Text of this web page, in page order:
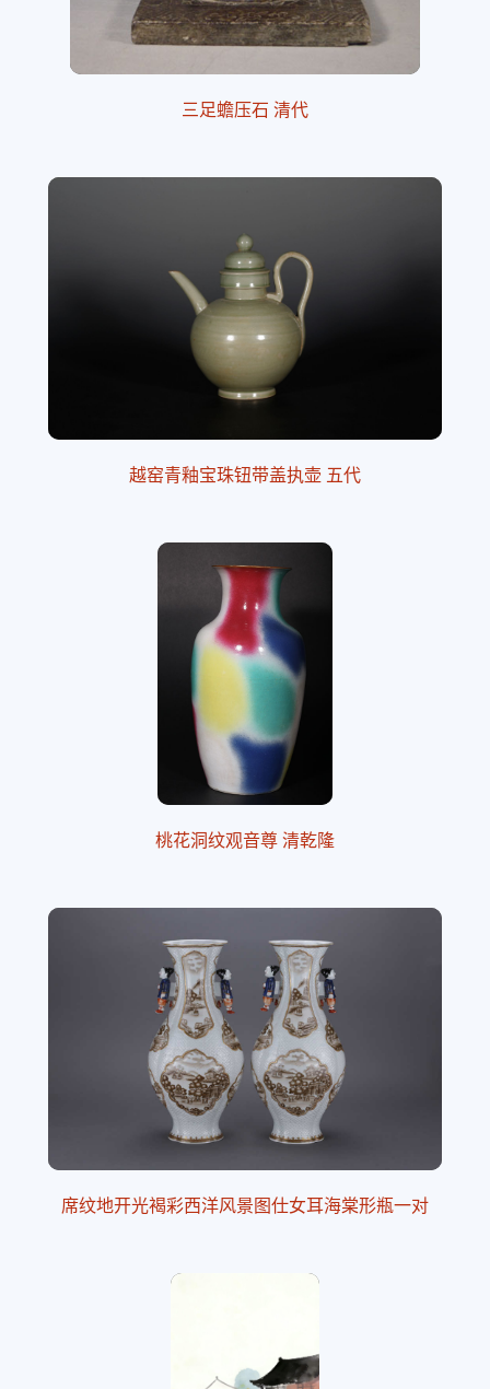
三足蟾压石 清代
越窑青釉宝珠钮带盖执壶 五代
桃花洞纹观音尊 清乾隆
席纹地开光褐彩西洋风景图仕女耳海棠形瓶一对